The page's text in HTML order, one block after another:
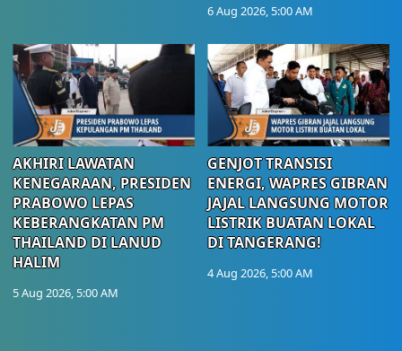
6 Aug 2026, 5:00 AM
AKHIRI LAWATAN
KENEGARAAN, PRESIDEN
PRABOWO LEPAS
KEBERANGKATAN PM
THAILAND DI LANUD
HALIM
5 Aug 2026, 5:00 AM
GENJOT TRANSISI
ENERGI, WAPRES GIBRAN
JAJAL LANGSUNG MOTOR
LISTRIK BUATAN LOKAL
DI TANGERANG!
4 Aug 2026, 5:00 AM